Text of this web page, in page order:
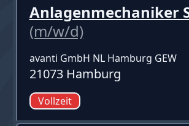
Anlagenmechaniker
(m/w/d)
avanti GmbH NL Hamburg GEW
21073 Hamburg
Vollzeit